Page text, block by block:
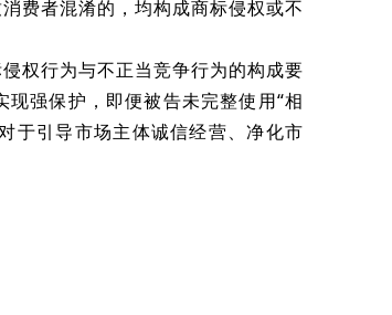
费者混淆的，均构成商标侵权或不
权行为与不正当竞争行为的构成要
强保护，即便被告未完整使用“相
于引导市场主体诚信经营、净化市